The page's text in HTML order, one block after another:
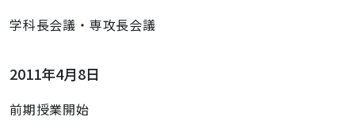
学科長会議・専攻長会議
2011年4月8日
前期授業開始